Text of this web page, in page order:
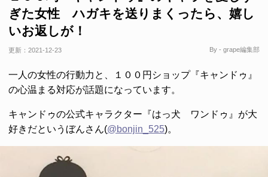
ぎた女性 ハガキを送りまくったら、嬉し
いお返しが！
更新： 2021-12-23 By - grape編集部
一人の女性の行動力と、１００円ショップ『キャンドゥ』
の心温まる対応が話題になっています。
キャンドゥの公式キャラクター『はっ犬 ワンドゥ』が大
好きだというぼんさん(@bonjin_525)。